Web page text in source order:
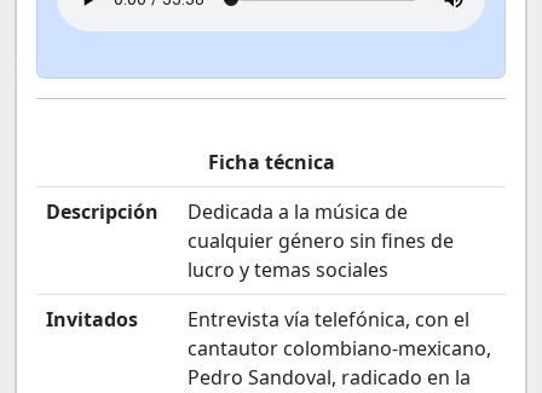
Ficha técnica
Descripción
Dedicada a la música de
cualquier género sin fines de
lucro y temas sociales
Invitados
Entrevista vía telefónica, con el
cantautor colombiano-mexicano,
Pedro Sandoval, radicado en la